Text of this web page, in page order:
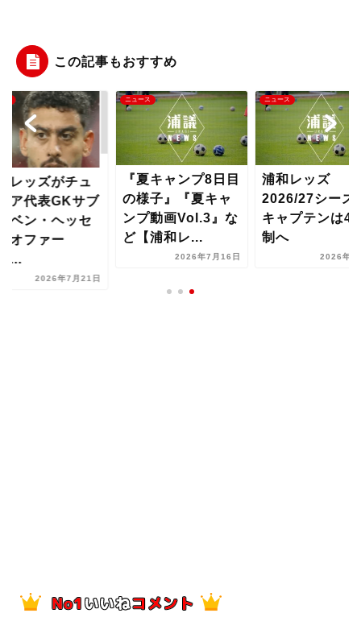
この記事もおすすめ
レッズがチュ
ア代表GKサブ
ベン・ヘッセ
オファー
...
2026年7月21日
ニュース
『夏キャンプ8日目
の様子』『夏キャ
ンプ動画Vol.3』な
ど【浦和レ...
2026年7月16日
ニュース
浦和レッズ
2026/27シーズ
キャプテンは4
制へ
2026年8